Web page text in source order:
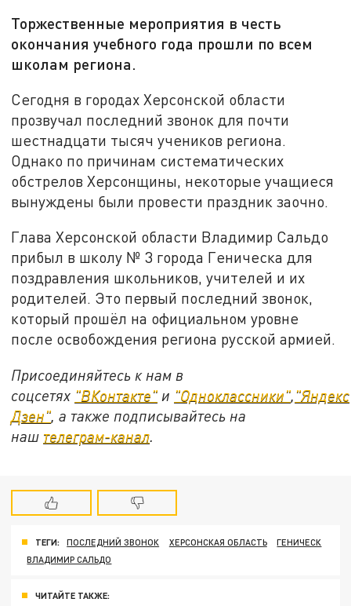
Торжественные мероприятия в честь
окончания учебного года прошли по всем
школам региона.
Сегодня в городах Херсонской области
прозвучал последний звонок для почти
шестнадцати тысяч учеников региона.
Однако по причинам систематических
обстрелов Херсонщины, некоторые учащиеся
вынуждены были провести праздник заочно.
Глава Херсонской области Владимир Сальдо
прибыл в школу № 3 города Геническа для
поздравления школьников, учителей и их
родителей. Это первый последний звонок,
который прошёл на официальном уровне
после освобождения региона русской армией.
Присоединяйтесь к нам в
соцсетях "ВКонтакте" и "Одноклассники", "Яндекс
Дзен", а также подписывайтесь на
наш телеграм-канал.
ТЕГИ: ПОСЛЕДНИЙ ЗВОНОК ХЕРСОНСКАЯ ОБЛАСТЬ
ГЕНИЧЕСК
ВЛАДИМИР САЛЬДО
ЧИТАЙТЕ ТАКЖЕ: